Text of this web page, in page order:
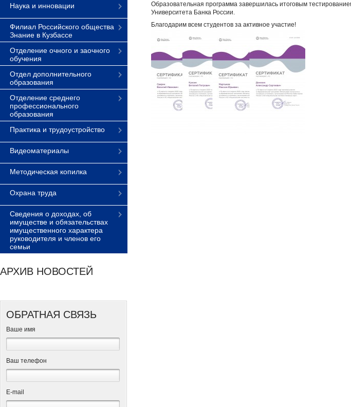
Наука и инновации
Филиал Российского общества
Знание в Кузбассе
Отделение очного и заочного
обучения
Отдел дополнительного
образования
Отделение среднего
профессионального
образования
Практика и трудоустройство
Видеоматериалы
Методическая копилка
Охрана труда
Сведения о доходах, об
имуществе и обязательствах
имущественного характера
руководителя и членов его
семьи
АРХИВ НОВОСТЕЙ
ОБРАТНАЯ СВЯЗЬ
Ваше имя
Ваш телефон
Е-mail
Образовательная программа завершилась итоговым
Университета Банка России.
Благодарим всем студентов за активное участие!